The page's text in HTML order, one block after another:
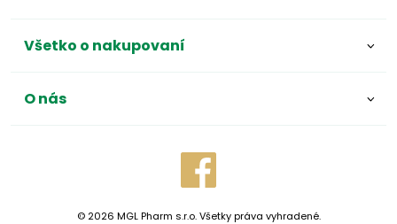
Všetko o nakupovaní
O nás
© 2026 MGL Pharm s.r.o. Všetky práva vyhradené.